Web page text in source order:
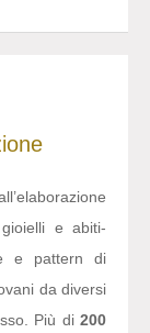
e abiti-
e pattern di
da diversi
Più di 200